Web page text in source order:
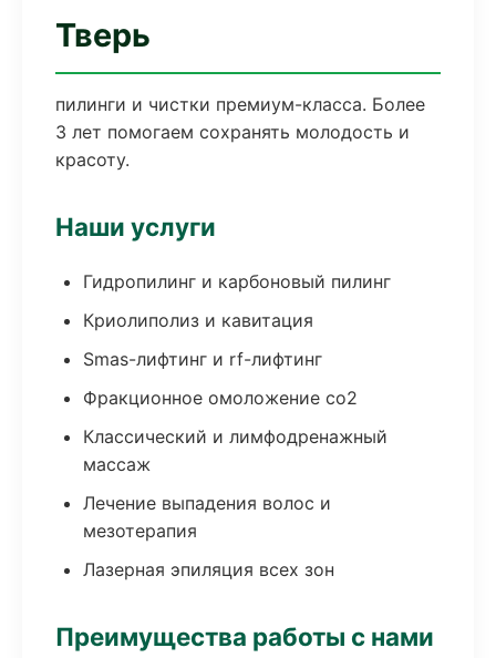
Тверь
пилинги и чистки премиум-класса. Более
3 лет помогаем сохранять молодость и
красоту.
Наши услуги
Гидропилинг и карбоновый пилинг
Криолиполиз и кавитация
Smas-лифтинг и rf-лифтинг
Фракционное омоложение co2
Классический и лимфодренажный
массаж
Лечение выпадения волос и
мезотерапия
Лазерная эпиляция всех зон
Преимущества работы с нами